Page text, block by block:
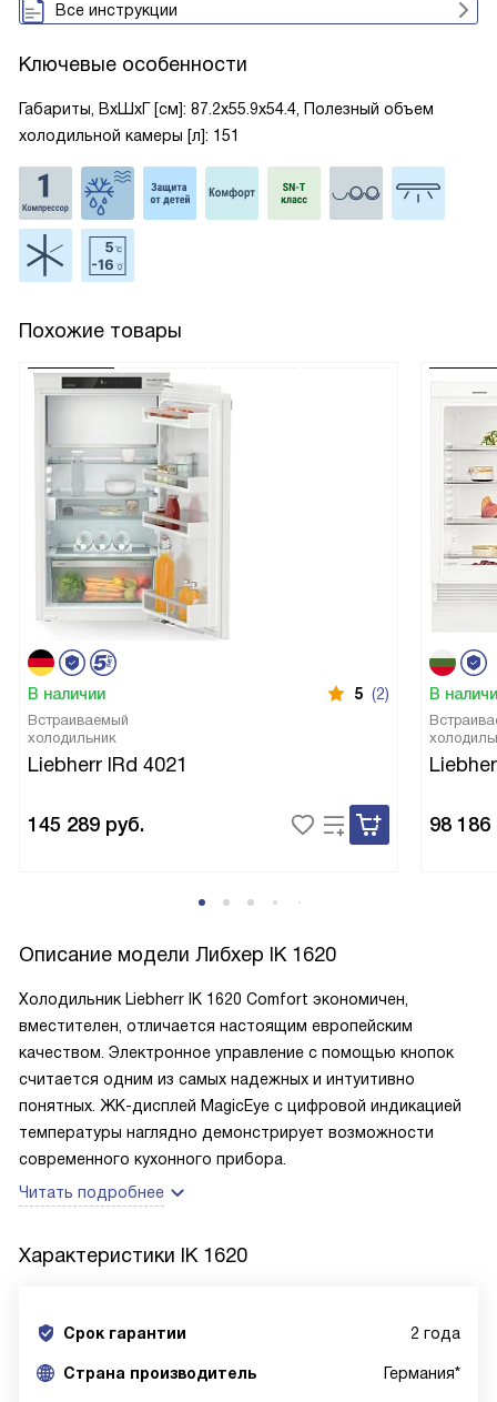
Все инструкции
Ключевые особенности
Габариты, ВxШxГ [см]: 87.2x55.9x54.4, Полезный объем
холодильной камеры [л]: 151
Похожие товары
В наличии 5 (2)
Встраиваемый
холодильник
Liebherr IRd 4021
145 289 руб.
В
98 186
Описание модели Либхер IK 1620
Холодильник Liebherr IK 1620 Comfort экономичен,
вместителен, отличается настоящим европейским
качеством. Электронное управление с помощью кнопок
считается одним из самых надежных и интуитивно
понятных. ЖК-дисплей MagicEye с цифровой индикацией
температуры наглядно демонстрирует возможности
современного кухонного прибора.
Читать подробнее
Характеристики IK 1620
Срок гарантии 2 года
Cтрана производитель Германия*